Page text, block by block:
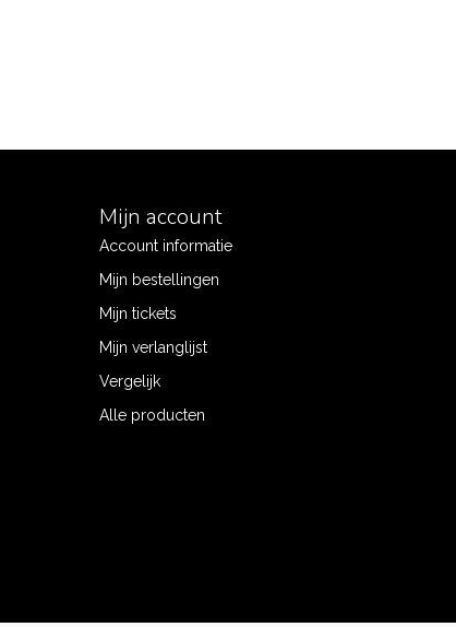
Mijn account
Account informatie
Mijn bestellingen
Mijn tickets
Mijn verlanglijst
Vergelijk
Alle producten